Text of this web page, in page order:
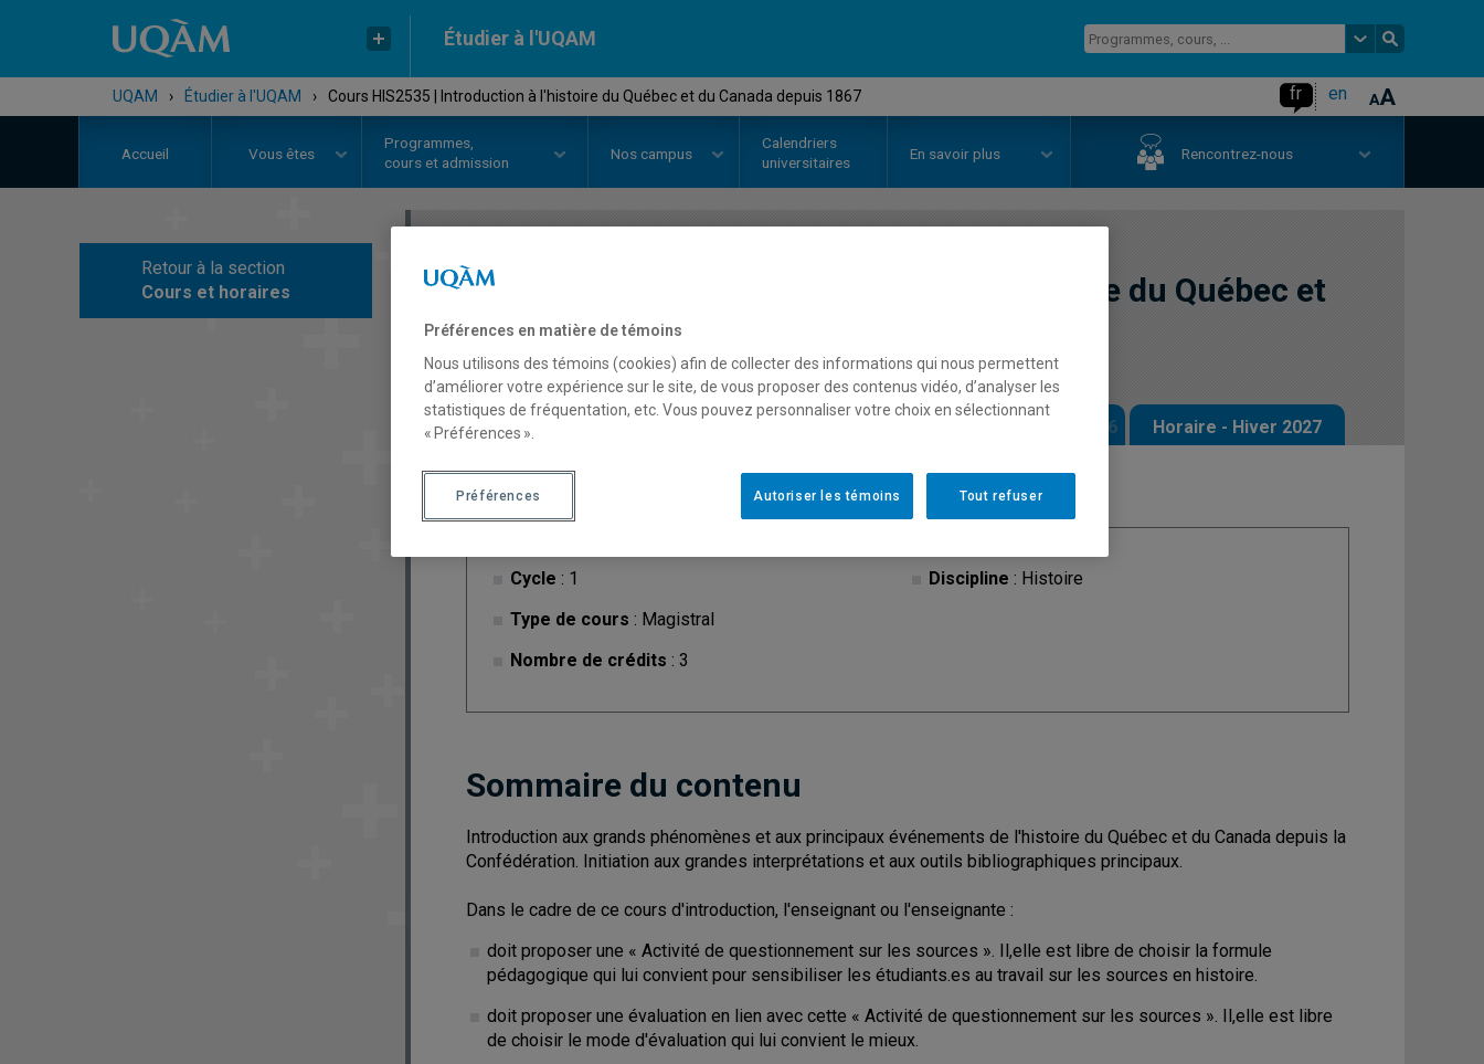
Étudier à l'UQAM
UQAM › Étudier à l'UQAM › Cours HIS2535 | Introduction à l'histoire du Québec et du Canada depuis 1867 fr en
Accueil Vous êtes
Programmes,
cours et admission
Nos campus
Calendriers
universitaires
En savoir plus Rencontrez-nous
Retour à la section
Cours et horaires
COURS
Introduction à l'histoire du Québec et
du Canada depuis 1867
Horaire - Automne 2026 Horaire - Hiver 2027
Cycle : 1
Type de cours : Magistral
Nombre de crédits : 3
Discipline : Histoire
Sommaire du contenu
Introduction aux grands phénomènes et aux principaux événements de l'histoire du Québec et du Canada depuis la
Confédération. Initiation aux grandes interprétations et aux outils bibliographiques principaux.
Dans le cadre de ce cours d'introduction, l'enseignant ou l'enseignante :
doit proposer une « Activité de questionnement sur les sources ». Il,elle est libre de choisir la formule
pédagogique qui lui convient pour sensibiliser les étudiants.es au travail sur les sources en histoire.
doit proposer une évaluation en lien avec cette « Activité de questionnement sur les sources ». Il,elle est libre
de choisir le mode d'évaluation qui lui convient le mieux.
Préférences en matière de témoins
Nous utilisons des témoins (cookies) afin de collecter des informations qui nous permettent
d’améliorer votre expérience sur le site, de vous proposer des contenus vidéo, d’analyser les
statistiques de fréquentation, etc. Vous pouvez personnaliser votre choix en sélectionnant
« Préférences ».
Tout refuser
Autoriser les témoins
Préférences